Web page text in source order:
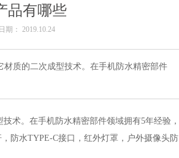
品有哪些
期： 2019.10.24
质的二次成型技术。在手机防水精密部件
术。在手机防水精密部件领域拥有5年经验，
防水TYPE-C接口，红外灯罩，户外摄像头防